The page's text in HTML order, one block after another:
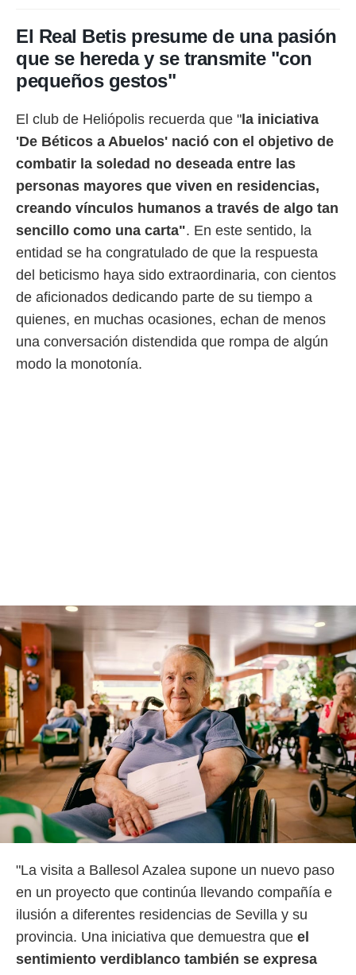
El Real Betis presume de una pasión
que se hereda y se transmite "con
pequeños gestos"
El club de Heliópolis recuerda que " la iniciativa
'De Béticos a Abuelos' nació con el objetivo de
combatir la soledad no deseada entre las
personas mayores que viven en residencias,
creando vínculos humanos a través de algo tan
sencillo como una carta". En este sentido, la
entidad se ha congratulado de que la respuesta
del beticismo haya sido extraordinaria, con cientos
de aficionados dedicando parte de su tiempo a
quienes, en muchas ocasiones, echan de menos
una conversación distendida que rompa de algún
modo la monotonía.
"La visita a Ballesol Azalea supone un nuevo paso
en un proyecto que continúa llevando compañía e
ilusión a diferentes residencias de Sevilla y su
provincia. Una iniciativa que demuestra que el
sentimiento verdiblanco también se expresa